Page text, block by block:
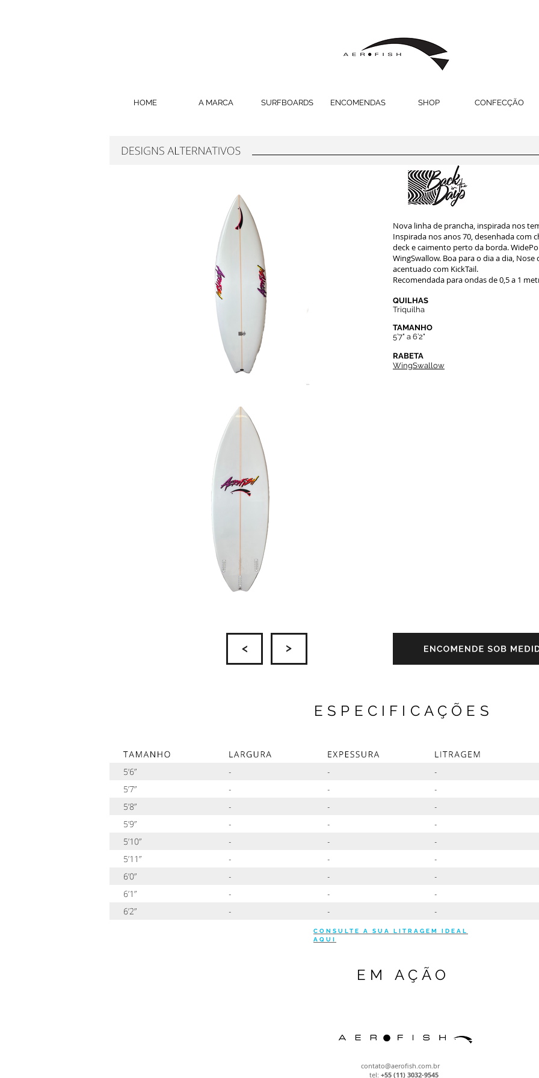
HOME A MARCA SURFBOARDS ENCOMENDAS SHOP CONFECÇÃO
Nova linha de prancha, inspirada nos
Inspirada nos anos 70, desenhada com
deck e caimento perto da borda.
WingSwallow. Boa para o dia a dia,
acentuado com KickTail.
Recomendada para ondas de 0,5 a 1
QUILHAS
Triquilha
TAMANHO
5’7" a 6’2"
RABETA
WingSwallow
ESPECIFICAÇÕES
CONSULTE A SUA LITRAGEM IDEAL
AQUI
EM AÇÃO
contato@aerofish.com.br
tel: +55 (11) 3032-9545